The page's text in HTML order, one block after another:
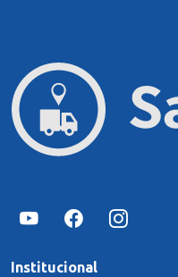
Institucional